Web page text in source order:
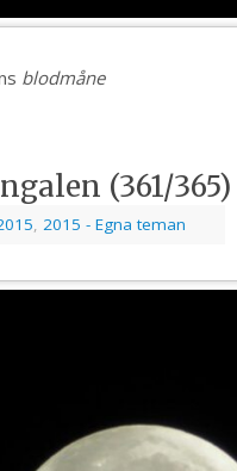
blodmåne
(361/365)
, 2015 - Egna teman